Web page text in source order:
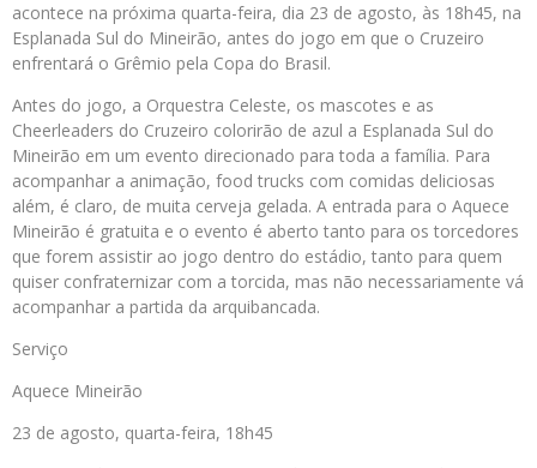
acontece na próxima quarta-feira, dia 23 de agosto, às 18h45, na
Esplanada Sul do Mineirão, antes do jogo em que o Cruzeiro
enfrentará o Grêmio pela Copa do Brasil.
Antes do jogo, a Orquestra Celeste, os mascotes e as
Cheerleaders do Cruzeiro colorirão de azul a Esplanada Sul do
Mineirão em um evento direcionado para toda a família. Para
acompanhar a animação, food trucks com comidas deliciosas
além, é claro, de muita cerveja gelada. A entrada para o Aquece
Mineirão é gratuita e o evento é aberto tanto para os torcedores
que forem assistir ao jogo dentro do estádio, tanto para quem
quiser confraternizar com a torcida, mas não necessariamente vá
acompanhar a partida da arquibancada.
Serviço
Aquece Mineirão
23 de agosto, quarta-feira, 18h45